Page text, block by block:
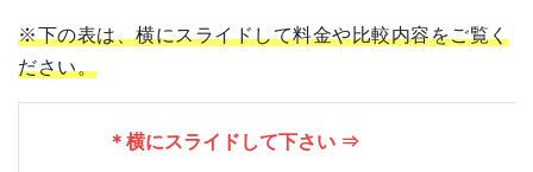
※下の表は、横にスライドして料金や比較内容をご覧く
ださい。
＊横にスライドして下さい ⇒